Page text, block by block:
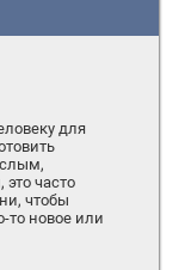
для
часто
чтобы
то новое или